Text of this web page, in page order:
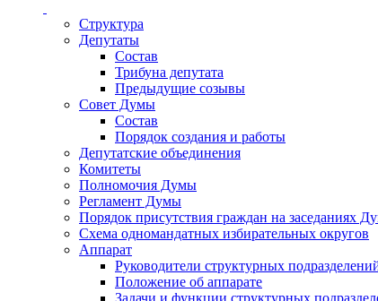
Структура
Депутаты
Состав
Трибуна депутата
Предыдущие созывы
Совет Думы
Состав
Порядок создания и работы
Депутатские объединения
Комитеты
Полномочия Думы
Регламент Думы
Порядок присутствия граждан на заседаниях
Схема одномандатных избирательных округов
Аппарат
Руководители структурных
Положение об аппарате
Задачи и функции структурных